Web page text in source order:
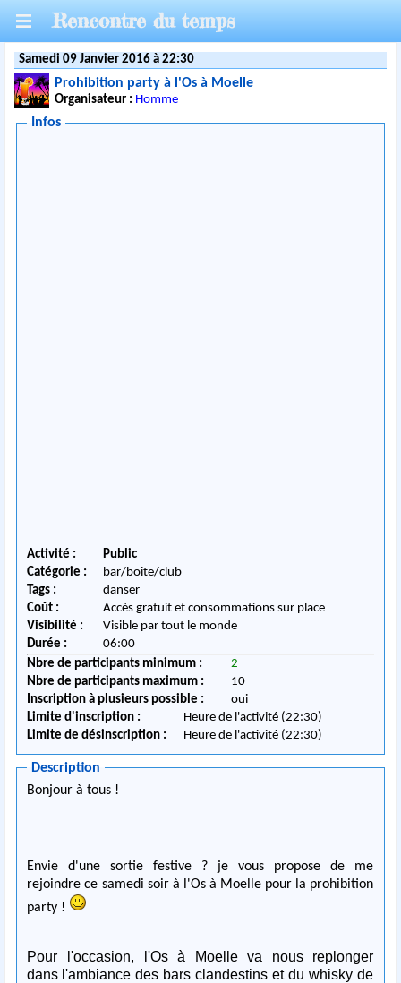
Rencontre du temps
Samedi 09 Janvier 2016 à 22:30
Prohibition party à l'Os à Moelle
Organisateur : Homme
Infos
Activité :
Public
Catégorie :
bar/boite/club
Tags :
danser
Coût :
Accès gratuit et consommations sur place
Visibilité :
Visible par tout le monde
Durée :
06:00
Nbre de participants minimum :
2
Nbre de participants maximum :
10
Inscription à plusieurs possible :
oui
Limite d'inscription :
Heure de l'activité (22:30)
Limite de désinscription :
Heure de l'activité (22:30)
Description
Bonjour à tous !
Envie d'une sortie festive ? je vous propose de me
rejoindre ce samedi soir à l'Os à Moelle pour la prohibition
party !
Pour l'occasion, l'Os à Moelle va nous replonger
dans l'ambiance des bars clandestinset du whisky de